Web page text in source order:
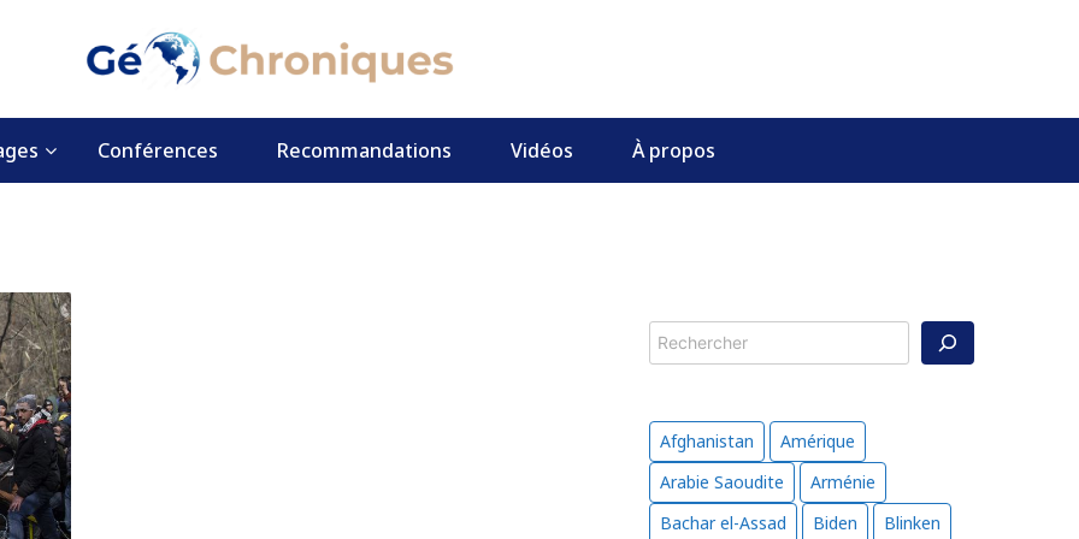
Conférences Recommandations Vidéos À propos
Rechercher
Afghanistan
Amérique
Arabie Saoudite
Arménie
Bachar el-Assad
Biden
Blinken